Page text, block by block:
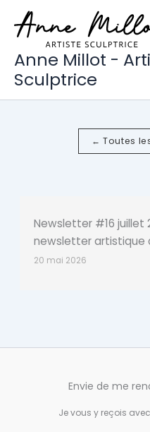
contenu
Anne Millot -
Sculptrice
← Toutes
Newsletter #16 juillet
newsletter artistique
20 mai 2026
Envie de me
Je vous y reçois